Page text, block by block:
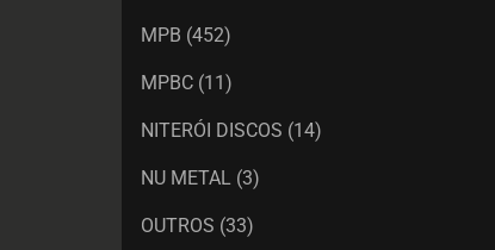
MPB (452)
MPBC (11)
NITERÓI DISCOS (14)
NU METAL (3)
OUTROS (33)